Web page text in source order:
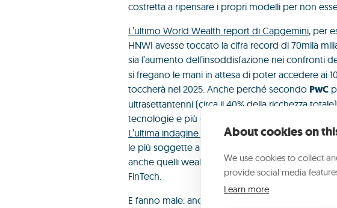
costretta a ripensare i propri modelli per non
L’ultimo World Wealth report di Capgemini, per
HNWI avesse toccato la cifra record di 70mila
sia l’aumento dell’insoddisfazione nei confronti
si fregano le mani in attesa di poter accedere ai
toccherà nel 2025. Anche perché secondo PwC
ultrasettantenni (circa il 40% della ricchezza
tecnologie e più orientata naturalmente verso il
L’ultima indagine di PwCsul Global FinTech
le più soggette al rischio disruption per effetto
anche quelli wealth, pensino di essere a rischio.
FinTech.
E fanno male: ancora secondo Capgemini,
About cookies on
We use cookies to collect
provide social media
Learn more